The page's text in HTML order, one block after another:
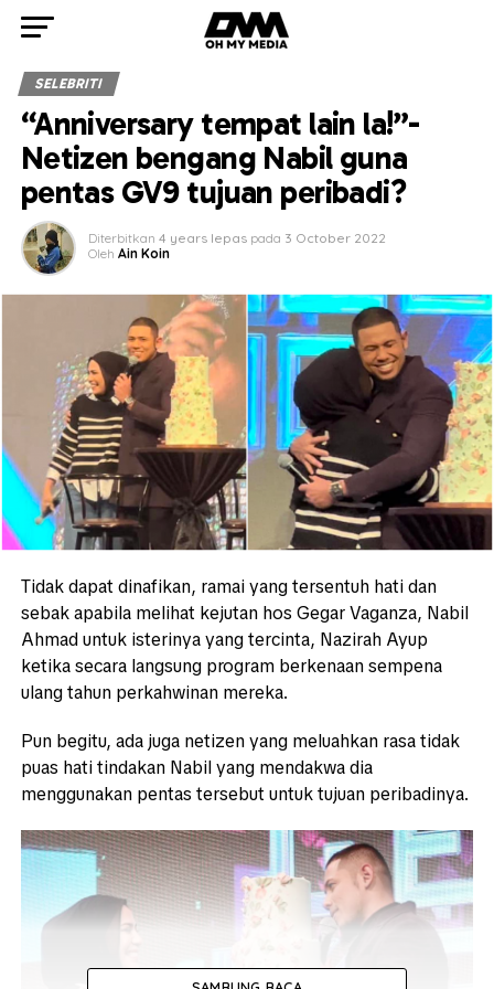
SELEBRITI
“Anniversary tempat lain la!”-
Netizen bengang Nabil guna
pentas GV9 tujuan peribadi?
Diterbitkan 4 years lepas pada 3 October 2022
Oleh Ain Koin
Tidak dapat dinafikan, ramai yang tersentuh hati dan
sebak apabila melihat kejutan hos Gegar Vaganza, Nabil
Ahmad untuk isterinya yang tercinta, Nazirah Ayup
ketika secara langsung program berkenaan sempena
ulang tahun perkahwinan mereka.
Pun begitu, ada juga netizen yang meluahkan rasa tidak
puas hati tindakan Nabil yang mendakwa dia
menggunakan pentas tersebut untuk tujuan peribadinya.